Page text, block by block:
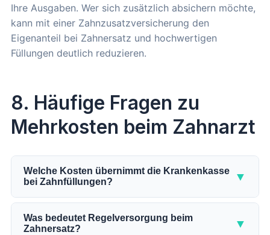
Ihre Ausgaben. Wer sich zusätzlich absichern möchte,
kann mit einer Zahnzusatzversicherung den
Eigenanteil bei Zahnersatz und hochwertigen
Füllungen deutlich reduzieren.
8. Häufige Fragen zu
Mehrkosten beim Zahnarzt
Welche Kosten übernimmt die Krankenkasse
bei Zahnfüllungen?
▼
Die gesetzliche Krankenkasse übernimmt im
Seitenzahnbereich eine Amalgamfüllung als
Was bedeutet Regelversorgung beim
Zahnersatz?
▼